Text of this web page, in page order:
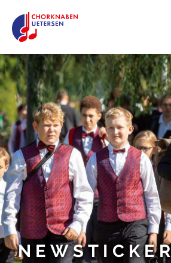
NEWSTICKER